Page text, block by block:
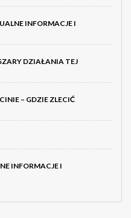
INFORMACJE I
DZIAŁANIA TEJ
– GDZIE ZLECIĆ
INFORMACJE I